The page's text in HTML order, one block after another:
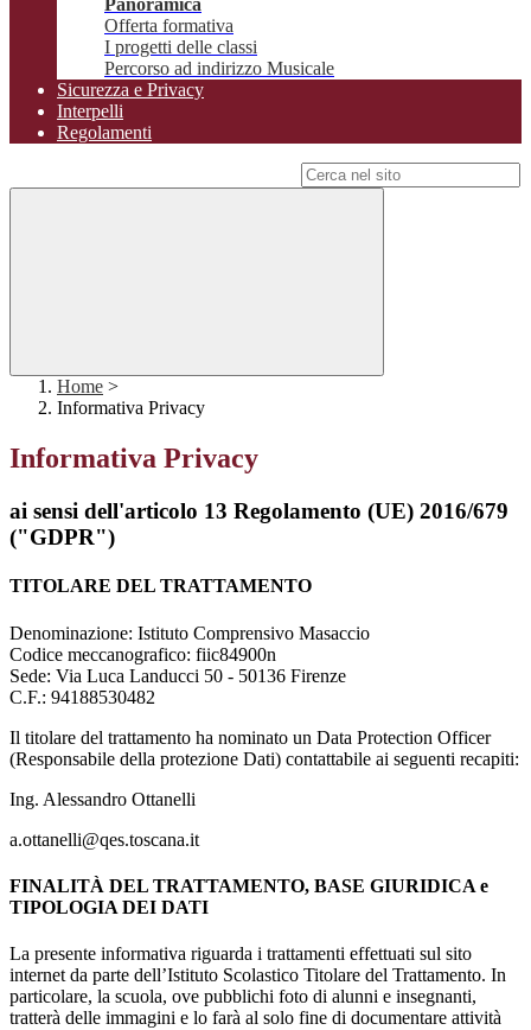
Panoramica
Offerta formativa
I progetti delle classi
Percorso ad indirizzo Musicale
Sicurezza e Privacy
Interpelli
Regolamenti
Home >
Informativa Privacy
Informativa Privacy
ai sensi dell'articolo 13 Regolamento (UE) 2016/679
("GDPR")
TITOLARE DEL TRATTAMENTO
Denominazione: Istituto Comprensivo Masaccio
Codice meccanografico: fiic84900n
Sede: Via Luca Landucci 50 - 50136 Firenze
C.F.: 94188530482
Il titolare del trattamento ha nominato un Data Protection Officer
(Responsabile della protezione Dati) contattabile ai seguenti recapiti:
Ing. Alessandro Ottanelli
a.ottanelli@qes.toscana.it
FINALITÀ DEL TRATTAMENTO, BASE GIURIDICA e
TIPOLOGIA DEI DATI
La presente informativa riguarda i trattamenti effettuati sul sito
internet da parte dell’Istituto Scolastico Titolare del Trattamento. In
particolare, la scuola, ove pubblichi foto di alunni e insegnanti,
tratterà delle immagini e lo farà al solo fine di documentare attività